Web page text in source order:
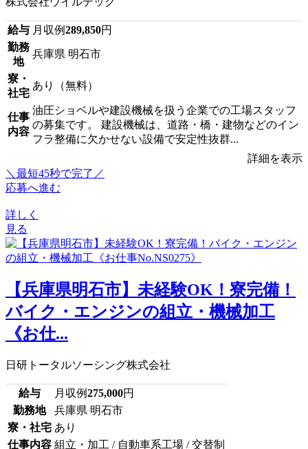
給与 月収例289,850円
勤務
地
兵庫県 明石市
寮・
社宅
あり（無料）
仕事
内容
油圧ショベルや建設機械を扱う企業での工場スタッフ
の募集です。 建設機械は、道路・橋・建物などのイン
フラ整備に欠かせない設備で安定性抜群...
詳細を表示
＼最短45秒で完了／
応募へ進む
詳しく
見る
【兵庫県明石市】未経験OK！寮完備！
バイク・エンジンの組立・機械加工
《お仕...
日研トータルソーシング株式会社
給与 月収例275,000円
勤務地
兵庫県 明石市
寮・社宅 あり
仕事内容 組立・加工 / 自動車系工場 / 交替制